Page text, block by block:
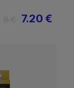
7.20 €